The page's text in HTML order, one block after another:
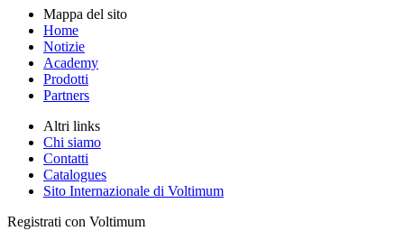
Mappa del sito
Home
Notizie
Academy
Prodotti
Partners
Altri links
Chi siamo
Contatti
Catalogues
Sito Internazionale di Voltimum
Registrati con Voltimum